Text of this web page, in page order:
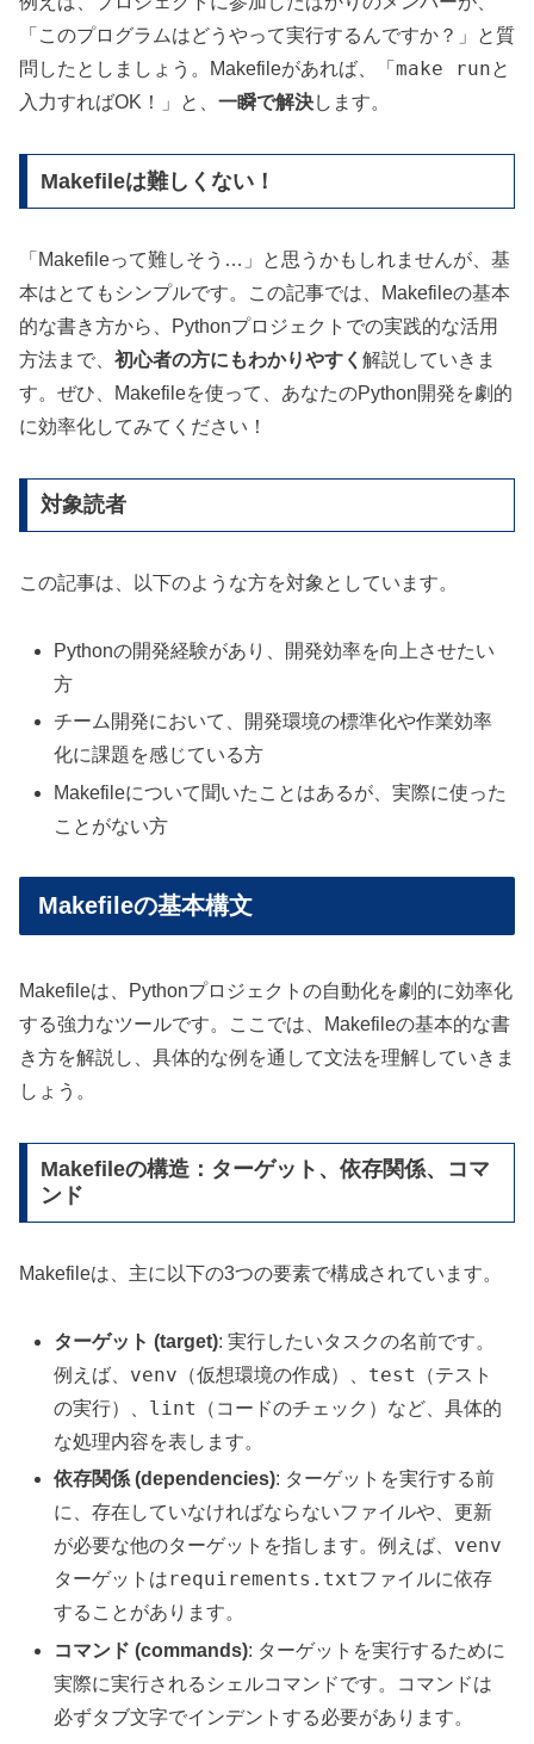
「このプログラムはどうやって実行するんですか？」と質
問したとしましょう。Makefileがあれば、「 make runと
入力すればOK！」と、 一瞬で解決します。
Makefileは難しくない！
「Makefileって難しそう…」と思うかもしれませんが、基
本はとてもシンプルです。この記事では、Makefileの基本
的な書き方から、Pythonプロジェクトでの実践的な活用
方法まで、 初心者の方にもわかりやすく 解説していきま
す。ぜひ、Makefileを使って、あなたのPython開発を劇的
に効率化してみてください！
対象読者
この記事は、以下のような方を対象としています。
Pythonの開発経験があり、開発効率を向上させたい
方
チーム開発において、開発環境の標準化や作業効率
化に課題を感じている方
Makefileについて聞いたことはあるが、実際に使った
ことがない方
Makefileの基本構文
Makefileは、Pythonプロジェクトの自動化を劇的に効率化
する強力なツールです。ここでは、Makefileの基本的な書
き方を解説し、具体的な例を通して文法を理解していきま
しょう。
Makefileの構造：ターゲット、依存関係、コマ
ンド
Makefileは、主に以下の3つの要素で構成されています。
ターゲット (target): 実行したいタスクの名前です。
例えば、 venv （仮想環境の作成）、 test
（テスト
の実行）、 lint
（コードのチェック）など、具体的
な処理内容を表します。
依存関係 (dependencies): ターゲットを実行する前
に、存在していなければならないファイルや、更新
が必要な他のターゲットを指します。例えば、 venv
ターゲットはrequirements.txtファイルに依存
することがあります。
コマンド (commands): ターゲットを実行するために
実際に実行されるシェルコマンドです。コマンドは
必ずタブ文字でインデントする必要があります。